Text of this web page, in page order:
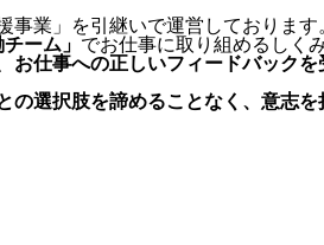
事業」を引継いで運営しております
ーム」 でお仕事に取り組めるしく
お仕事への正しいフィードバック
の選択肢を諦めることなく、意志